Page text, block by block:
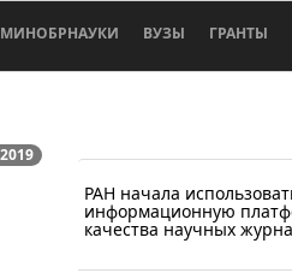
МИНОБРНАУКИ ВУЗЫ ГРАНТЫ
РАН начала
информационную
качества научных